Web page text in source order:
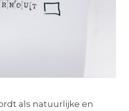
als natuurlijke en